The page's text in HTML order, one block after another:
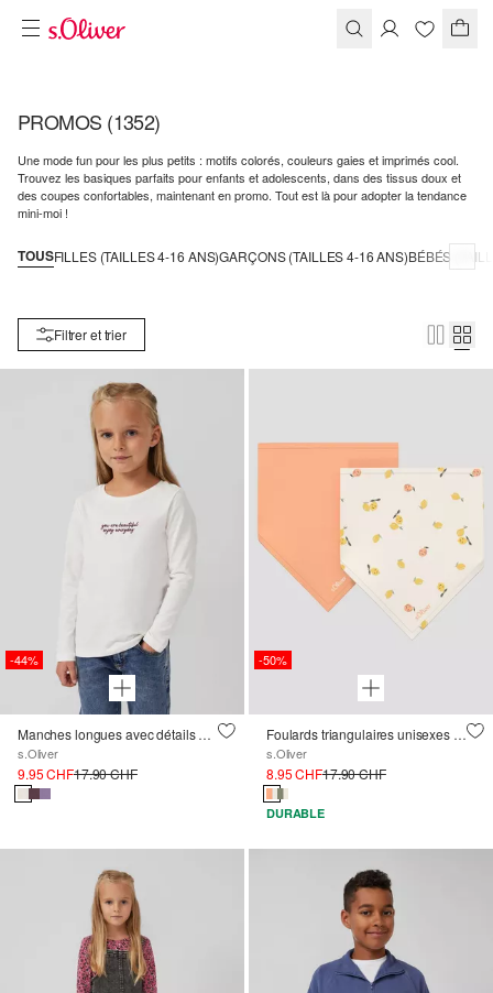
PROMOS (1352)
Une mode fun pour les plus petits : motifs colorés, couleurs gaies et imprimés cool.
Trouvez les basiques parfaits pour enfants et adolescents, dans des tissus doux et
des coupes confortables, maintenant en promo. Tout est là pour adopter la tendance
mini-moi !
TOUSFILLES (TAILLES 4-16 ANS)GARÇONS (TAILLES 4-16 ANS)BÉBÉS
Filtrer et trier
-44%
Manches longues avec détails de broderie
s.Oliver
9.95 CHF17.90 CHF
-50%
Foulards triangulaires unisexes en pack de deux
s.Oliver
8.95 CHF17.90 CHF
DURABLE